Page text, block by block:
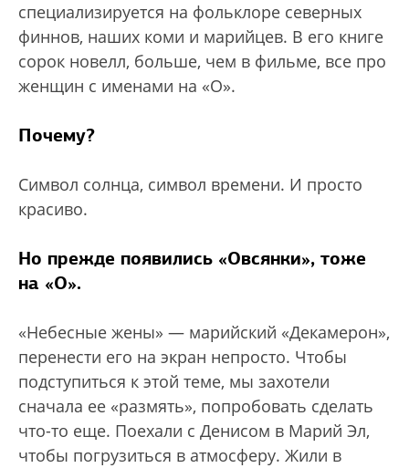
специализируется на фольклоре северных
финнов, наших коми и марийцев. В его книге
сорок новелл, больше, чем в фильме, все про
женщин с именами на «О».
Почему?
Символ солнца, символ времени. И просто
красиво.
Но прежде появились «Овсянки», тоже
на «О».
«Небесные жены» — марийский «Декамерон»,
перенести его на экран непросто. Чтобы
подступиться к этой теме, мы захотели
сначала ее «размять», попробовать сделать
что-то еще. Поехали с Денисом в Марий Эл,
чтобы погрузиться в атмосферу. Жили в